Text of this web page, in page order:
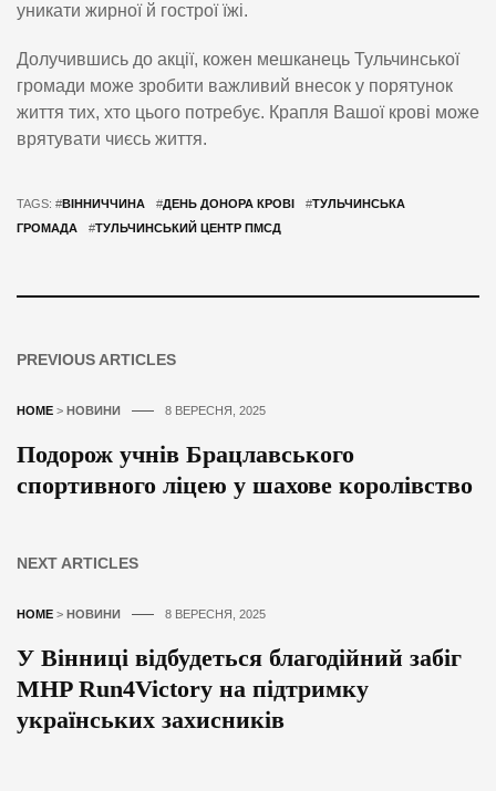
уникати жирної й гострої їжі.
Долучившись до акції, кожен мешканець Тульчинської
громади може зробити важливий внесок у порятунок
життя тих, хто цього потребує. Крапля Вашої крові може
врятувати чиєсь життя.
TAGS: #ВІННИЧЧИНА #ДЕНЬ ДОНОРА КРОВІ #ТУЛЬЧИНСЬКА
ГРОМАДА
#ТУЛЬЧИНСЬКИЙ ЦЕНТР ПМСД
PREVIOUS ARTICLES
HOME > НОВИНИ 8 ВЕРЕСНЯ, 2025
Подорож учнів Брацлавського
спортивного ліцею у шахове королівство
NEXT ARTICLES
HOME > НОВИНИ 8 ВЕРЕСНЯ, 2025
У Вінниці відбудеться благодійний забіг
MHP Run4Victory на підтримку
українських захисників